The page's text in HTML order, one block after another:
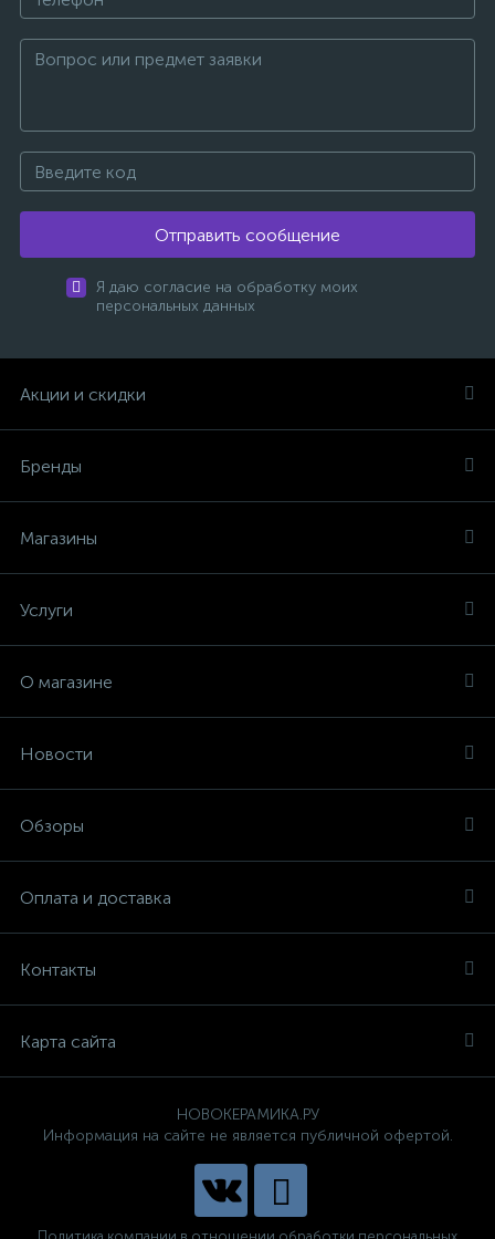
Отправить сообщение
Я даю согласие на обработку моих
персональных данных
Акции и скидки
Бренды
Магазины
Услуги
О магазине
Новости
Обзоры
Оплата и доставка
Контакты
Карта сайта
НОВОКЕРАМИКА.РУ
Информация на сайте не является публичной офертой.